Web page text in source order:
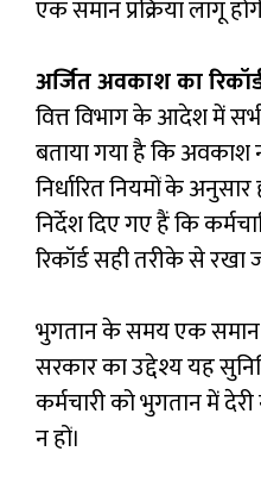
एक समान प्रक्रिया लागू
अर्जित अवकाश का
वित्त विभाग के आदेश में
बताया गया है कि
निर्धारित नियमों के
निर्देश दिए गए हैं कि
रिकॉर्ड सही तरीके से रखा
भुगतान के समय एक समान
सरकार का उद्देश्य यह
कर्मचारी को भुगतान में
न हों।